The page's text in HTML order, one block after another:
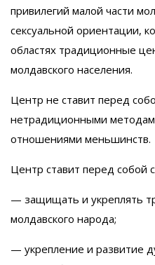
привилегий малой части
сексуальной ориентации,
областях традиционные
молдавского населения.
Центр не ставит перед
нетрадиционными
отношениями меньшинств.
Центр ставит перед собой
— защищать и укреплять
молдавского народа;
— укрепление и развитие